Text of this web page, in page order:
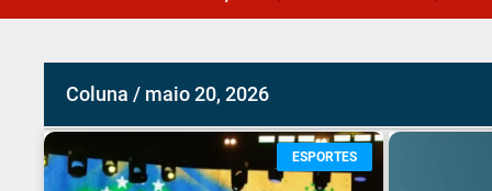
Coluna / maio 20, 2026
ESPORTES